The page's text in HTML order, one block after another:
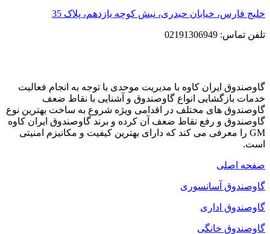
خلیج فارس، خیابان حیدری، نبش کوچه یازدهم، پلاک 35
تلفن تماس: 02191306949
گاوصندوق ایران کاوه با مدیریت موحدی با توجه به انجام فعالیت
خدمات بازگشایی انواع گاوصندوق و آشنایی با نقاط ضعف
گاوصندوق های مختلف در اقدامی ویژه شروع به ساخت بهترین نوع
گاوصندوق و رفع نقاط ضعف آن کرده و برند گاوصندوق ایران کاوه
GM را معرفی می کند که دارای بهترین کیفیت و مکانیزم امنیتی
است.
صفحه اصلی
گاوصندوق آسانسوری
گاوصندوق اداری
گاوصندوق خانگی